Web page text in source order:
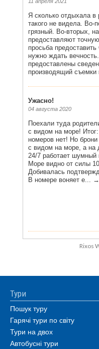
Rixos
Тури
Пошук туру
Гарячі тури по світу
Тури на двох
Автобусні тури